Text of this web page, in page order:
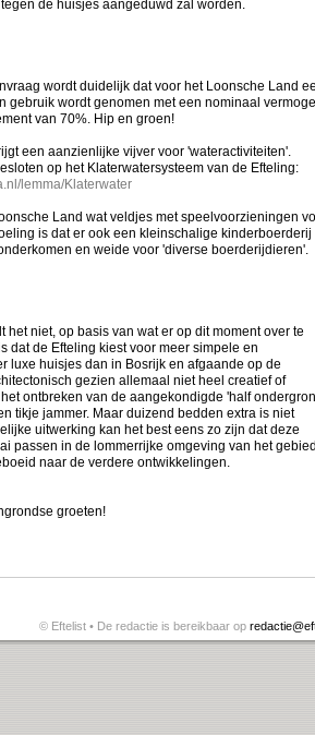
de huisjes aangeduwd zal worden.
wordt duidelijk dat voor het Loonsche Land
gebruik wordt genomen met een nominaal
van 70%. Hip en groen!
een aanzienlijke vijver voor 'wateractiviteiten'.
op het Klaterwatersysteem van de Efteling:
lemma/Klaterwater
Land wat veldjes met speelvoorzieningen
is dat er ook een kleinschalige kinderboerderij
en weide voor 'diverse boerderijdieren'.
het niet, op basis van wat er op dit moment over te
dat de Efteling kiest voor meer simpele en
luxe huisjes dan in Bosrijk en afgaande op de
gezien allemaal niet heel creatief of
ontbreken van de aangekondigde 'half
tikje jammer. Maar duizend bedden extra is niet
uitwerking kan het best eens zo zijn dat deze
passen in de lommerrijke omgeving van het
naar de verdere ontwikkelingen.
groeten!
© Eftelist • De redactie is bereikbaar op